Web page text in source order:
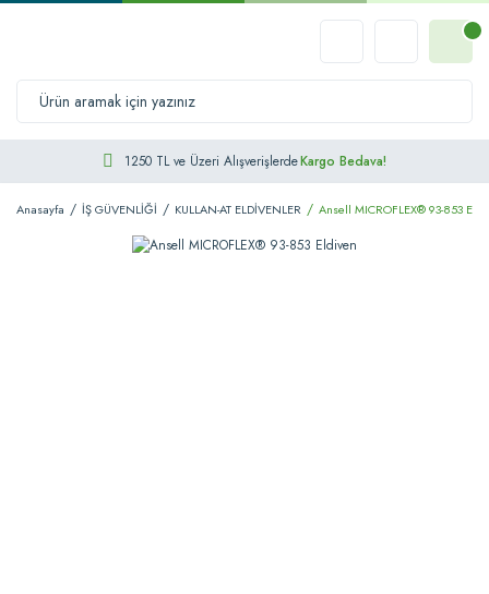
1250 TL ve Üzeri AlışverişlerdeKargo Bedava!
Anasayfa İŞ GÜVENLİĞİ KULLAN-AT ELDİVENLER Ansell MICROFLEX® 93-853